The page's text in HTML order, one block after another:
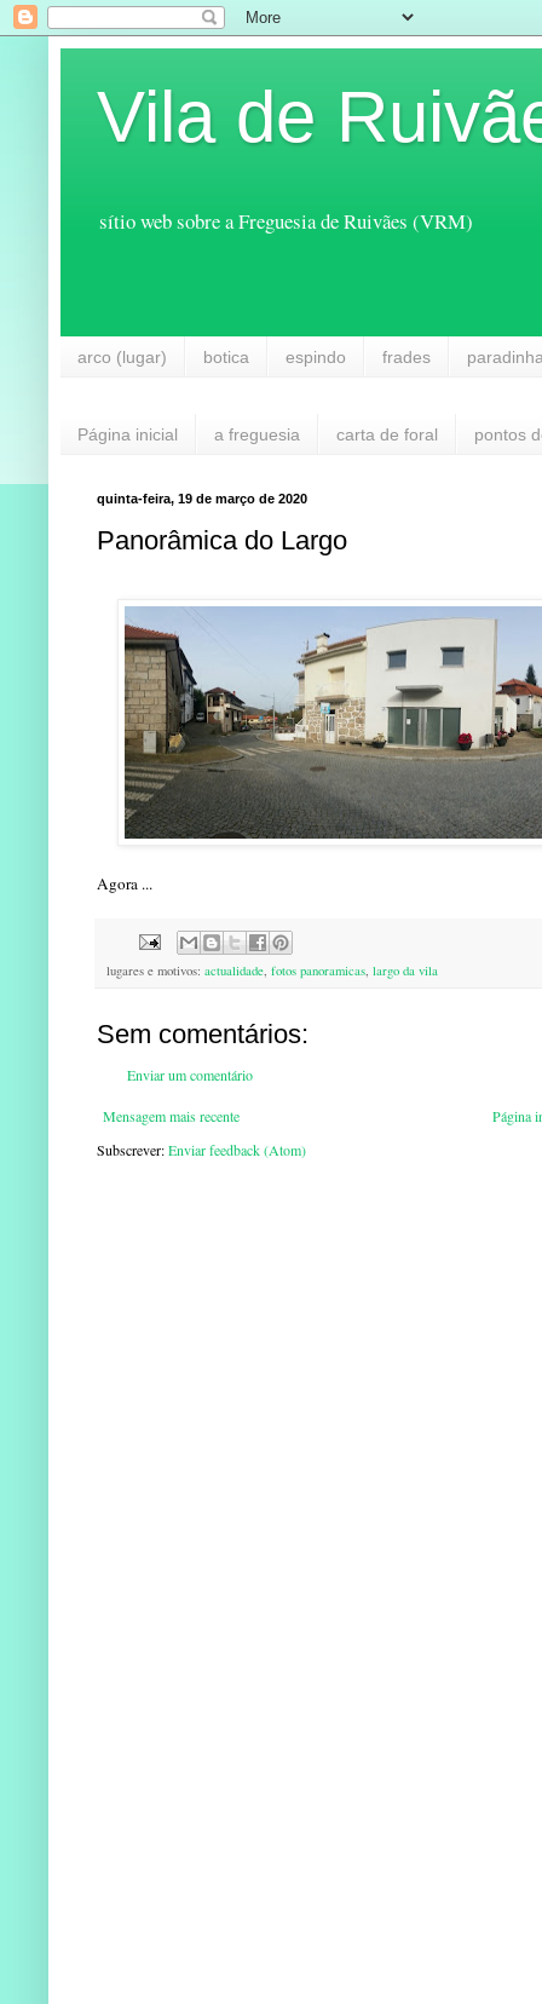
Vila de
sítio web sobre a Freguesia de Ruivães (VRM)
arco (lugar) botica espindo frades
Página inicial a freguesia carta de foral pontos
quinta-feira, 19 de março de 2020
Panorâmica do Largo
Agora ...
lugares e motivos: actualidade, fotos panoramicas, largo da vila
Sem comentários:
Enviar um comentário
Mensagem mais recente
Página
Subscrever:Enviar feedback (Atom)